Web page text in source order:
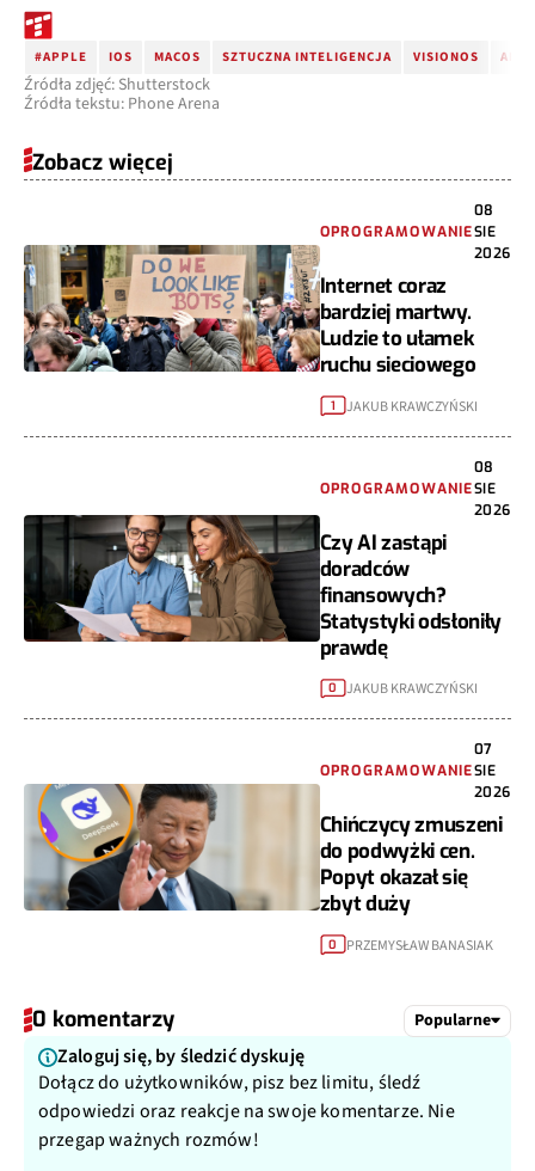
#APPLE IOS MACOS SZTUCZNA INTELIGENCJA VISIONOS
Źródła zdjęć: Shutterstock
Źródła tekstu: Phone Arena
Zobacz więcej
OPROGRAMOWANIE
08
SIE
2026
Internet coraz
bardziej martwy.
Ludzie to ułamek
ruchu sieciowego
1 JAKUB KRAWCZYŃSKI
OPROGRAMOWANIE
08
SIE
2026
Czy AI zastąpi
doradców
finansowych?
Statystyki odsłoniły
prawdę
0 JAKUB KRAWCZYŃSKI
OPROGRAMOWANIE
07
SIE
2026
Chińczycy zmuszeni
do podwyżki cen.
Popyt okazał się
zbyt duży
0 PRZEMYSŁAW BANASIAK
0 komentarzy Popularne
Zaloguj się, by śledzić dyskuję
Dołącz do użytkowników, pisz bez limitu, śledź
odpowiedzi oraz reakcje na swoje komentarze. Nie
przegap ważnych rozmów!